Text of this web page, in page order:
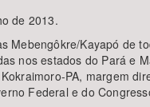
de 2013.
Mebengôkre/Kayapó de
nos estados do Pará e
PA, margem
Federal e do